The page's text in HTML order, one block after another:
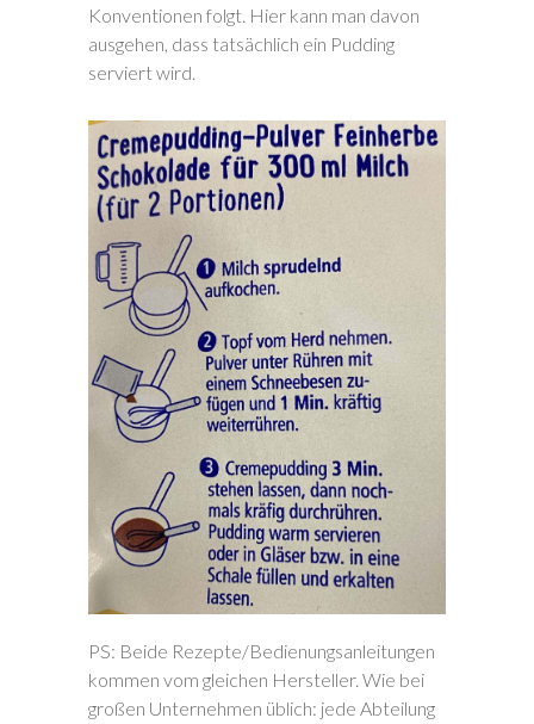
Konventionen folgt. Hier kann man davon
ausgehen, dass tatsächlich ein Pudding
serviert wird.
PS: Beide Rezepte/Bedienungsanleitungen
kommen vom gleichen Hersteller. Wie bei
großen Unternehmen üblich: jede Abteilung